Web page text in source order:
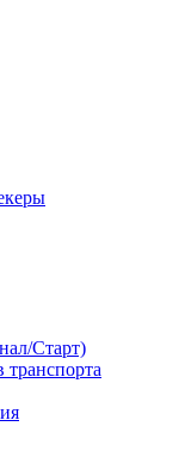
Старт)
транспорта